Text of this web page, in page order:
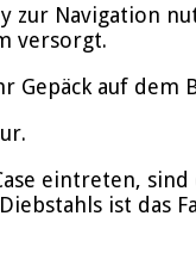
Navigation
versorgt.
Gepäck auf dem
eintreten,
ist das